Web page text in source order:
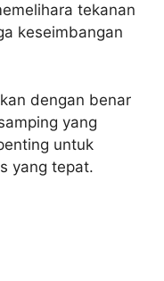
tekanan
keseimbangan
dengan benar
yang
untuk
yang tepat.